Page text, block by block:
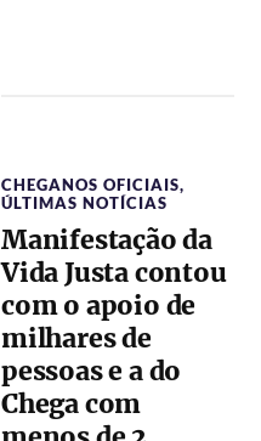
CHEGANOS OFICIAIS,
ÚLTIMAS NOTÍCIAS
Manifestação da
Vida Justa contou
com o apoio de
milhares de
pessoas e a do
Chega com